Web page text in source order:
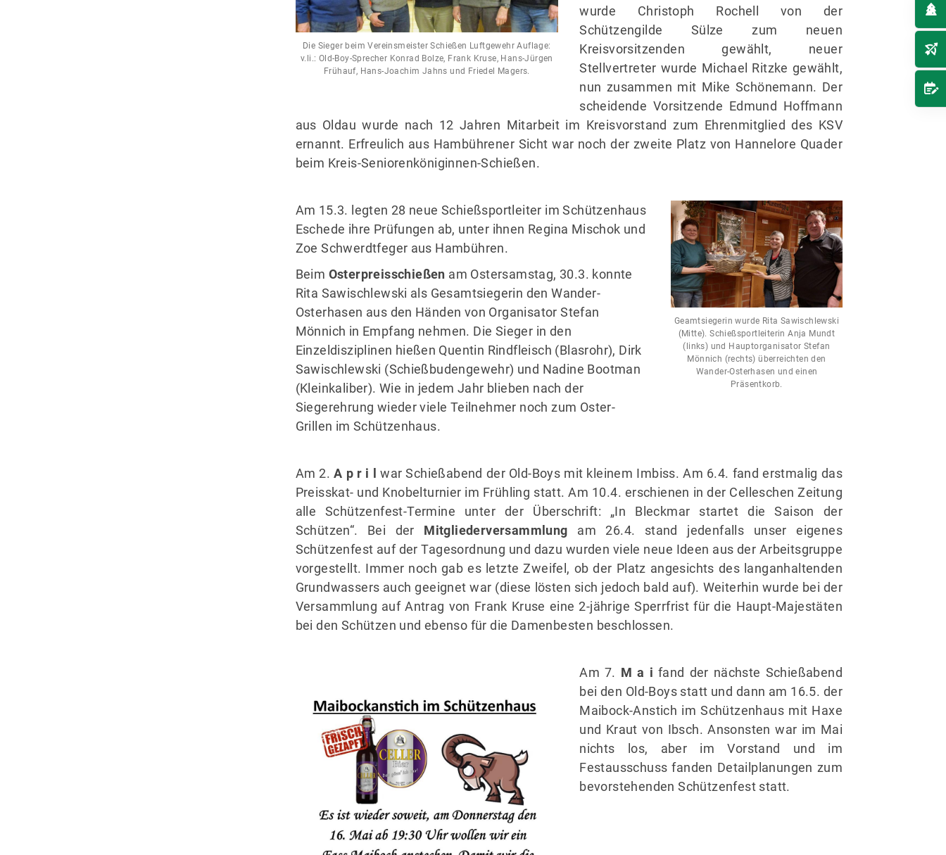
Die Sieger beim Vereinsmeister Schießen Luftgewehr Auflage:
v.li.: Old-Boy-Sprecher Konrad Bolze, Frank Kruse, Hans-Jürgen
Frühauf, Hans-Joachim Jahns und Friedel Magers.
wurde Christoph Rochell von der
Schützengilde Sülze zum neuen
Kreisvorsitzenden gewählt, neuer
Stellvertreter wurde Michael Ritzke gewählt,
nun zusammen mit Mike Schönemann. Der
scheidende Vorsitzende Edmund Hoffmann
aus Oldau wurde nach 12 Jahren Mitarbeit im Kreisvorstand zum Ehrenmitglied des KSV
ernannt. Erfreulich aus Hambührener Sicht war noch der zweite Platz von Hannelore Quader
beim Kreis-Seniorenköniginnen-Schießen.
Geamtsiegerin wurde Rita Sawischlewski
(Mitte). Schießsportleiterin Anja Mundt
(links) und Hauptorganisator Stefan
Mönnich (rechts) überreichten den
Wander-Osterhasen und einen
Präsentkorb.
Am 15.3. legten 28 neue Schießsportleiter im Schützenhaus
Eschede ihre Prüfungen ab, unter ihnen Regina Mischok und
Zoe Schwerdtfeger aus Hambühren.
Beim Osterpreisschießen am Ostersamstag, 30.3. konnte
Rita Sawischlewski als Gesamtsiegerin den Wander-
Osterhasen aus den Händen von Organisator Stefan
Mönnich in Empfang nehmen. Die Sieger in den
Einzeldisziplinen hießen Quentin Rindfleisch (Blasrohr), Dirk
Sawischlewski (Schießbudengewehr) und Nadine Bootman
(Kleinkaliber). Wie in jedem Jahr blieben nach der
Siegerehrung wieder viele Teilnehmer noch zum Oster-
Grillen im Schützenhaus.
Am 2.A p r i l war Schießabend der Old-Boys mit kleinem Imbiss. Am 6.4. fand erstmalig das
Preisskat- und Knobelturnier im Frühling statt. Am 10.4. erschienen in der Celleschen Zeitung
alle Schützenfest-Termine unter der Überschrift: „In Bleckmar startet die Saison der
Schützen“. Bei der Mitgliederversammlung am 26.4. stand jedenfalls unser eigenes
Schützenfest auf der Tagesordnung und dazu wurden viele neue Ideen aus der Arbeitsgruppe
vorgestellt. Immer noch gab es letzte Zweifel, ob der Platz angesichts des langanhaltenden
Grundwassers auch geeignet war (diese lösten sich jedoch bald auf). Weiterhin wurde bei der
Versammlung auf Antrag von Frank Kruse eine 2-jährige Sperrfrist für die Haupt-Majestäten
bei den Schützen und ebenso für die Damenbesten beschlossen.
Am 7. M a ifand der nächste Schießabend
bei den Old-Boys statt und dann am 16.5. der
Maibock-Anstich im Schützenhaus mit Haxe
und Kraut von Ibsch. Ansonsten war im Mai
nichts los, aber im Vorstand und im
Festausschuss fanden Detailplanungen zum
bevorstehenden Schützenfest statt.